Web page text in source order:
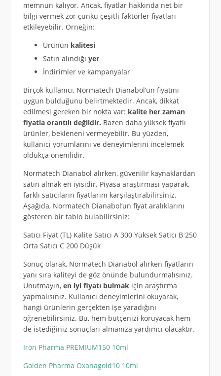
memnun kalıyor. Ancak, fiyatlar hakkında net bir
bilgi vermek zor çünkü çeşitli faktörler fiyatları
etkileyebilir. Örneğin:
Ürünün kalitesi
Satın alındığı yer
İndirimler ve kampanyalar
Birçok kullanıcı, Normatech Dianabol’un fiyatını
uygun bulduğunu belirtmektedir. Ancak, dikkat
edilmesi gereken bir nokta var: kalite her zaman
fiyatla orantılı değildir. Bazen daha yüksek fiyatlı
ürünler, bekleneni vermeyebilir. Bu yüzden,
kullanıcı yorumlarını ve deneyimlerini incelemek
oldukça önemlidir.
Normatech Dianabol alırken, güvenilir kaynaklardan
satın almak en iyisidir. Piyasa araştırması yaparak,
farklı satıcıların fiyatlarını karşılaştırabilirsiniz.
Aşağıda, Normatech Dianabol’un fiyat aralıklarını
gösteren bir tablo bulabilirsiniz:
Satıcı Fiyat (TL) Kalite Satıcı A 300 Yüksek Satıcı B 250
Orta Satıcı C 200 Düşük
Sonuç olarak, Normatech Dianabol alırken fiyatların
yanı sıra kaliteyi de göz önünde bulundurmalısınız.
Unutmayın, en iyi fiyatı bulmakiçin araştırma
yapmalısınız. Kullanıcı deneyimlerini okuyarak,
hangi ürünlerin gerçekten işe yaradığını
öğrenebilirsiniz. Bu, hem bütçenizi koruyacak hem
de istediğiniz sonuçları almanıza yardımcı olacaktır.
Iron Pharma PREMIUM150 10ml
Golden Pharma Oxanagold10 10ml